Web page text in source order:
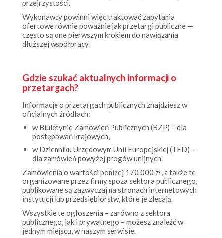
Wykonawcy powinni więc traktować zapytania
ofertowe równie poważnie jak przetargi publiczne —
często są one pierwszym krokiem do nawiązania
dłuższej współpracy.
przetargach?
Informacje o przetargach publicznych znajdziesz w
oficjalnych źródłach:
w Biuletynie Zamówień Publicznych (BZP) – dla
postępowań krajowych,
w Dzienniku Urzędowym Unii Europejskiej (TED) –
dla zamówień powyżej progów unijnych.
Zamówienia o wartości poniżej 170 000 zł, a także te
organizowane przez firmy spoza sektora publicznego,
publikowane są zazwyczaj na stronach internetowych
instytucji lub przedsiębiorstw, które je zlecają.
Wszystkie te ogłoszenia – zarówno z sektora
publicznego, jak i prywatnego – możesz znaleźć w
jednym miejscu, w naszym serwisie.
Kliknij tutaj aby rozpocząć darmowy okres próbny!